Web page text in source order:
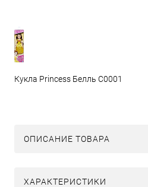
Кукла Princess Белль C0001
ОПИСАНИЕ ТОВАРА
ХАРАКТЕРИСТИКИ